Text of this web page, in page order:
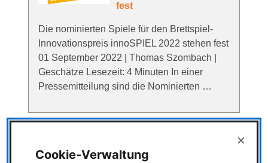
fest
Die nominierten Spiele für den Brettspiel-
Innovationspreis innoSPIEL 2022 stehen fest
01 September 2022 | Thomas Szombach |
Geschätze Lesezeit: 4 Minuten In einer
Pressemitteilung sind die Nominierten …
Die Gewinner des Spiel
Cookie-Verwaltung
×